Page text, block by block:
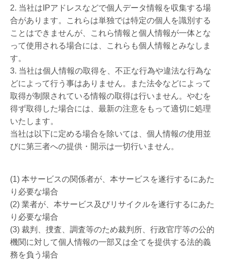
2. 当社はIPアドレスなどで個人データ情報を収集する場
合があります。これらは単独では特定の個人を識別する
ことはできませんが、これら情報と個人情報が一体とな
って使用される場合には、これらも個人情報とみなしま
す。
3. 当社は個人情報の取得を、不正な行為や違法な行為な
どによって行う事はありません。また法令などによって
取得が制限されている情報の取得は行いません。やむを
得ず取得した場合には、最新の注意をもって適切に処理
いたします。
当社は以下に定める場合を除いては、個人情報の使用並
びに第三者への提供・開示は一切行いません。
(1) 本サービスの関係者が、本サービスを遂行するにあた
り必要な場合
(2) 業者が、本サービス及びリサイクルを遂行するにあた
り必要な場合
(3) 裁判、捜査、調査等のため裁判所、行政官庁等の公的
機関に対して個人情報の一部又は全てを提供する法的義
務を負う場合